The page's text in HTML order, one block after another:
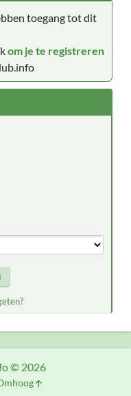
toegang tot dit
om je te registreren
© 2026